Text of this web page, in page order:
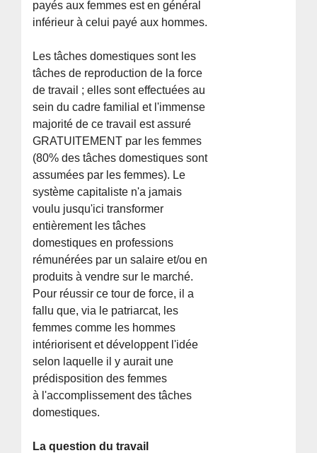
payés aux femmes est en général
inférieur à celui payé aux hommes.
Les tâches domestiques sont les
tâches de reproduction de la force
de travail ; elles sont effectuées au
sein du cadre familial et l'immense
majorité de ce travail est assuré
GRATUITEMENT par les femmes
(80% des tâches domestiques sont
assumées par les femmes). Le
système capitaliste n'a jamais
voulu jusqu'ici transformer
entièrement les tâches
domestiques en professions
rémunérées par un salaire et/ou en
produits à vendre sur le marché.
Pour réussir ce tour de force, il a
fallu que, via le patriarcat, les
femmes comme les hommes
intériorisent et développent l'idée
selon laquelle il y aurait une
prédisposition des femmes
à l'accomplissement des tâches
domestiques.
La question du travail